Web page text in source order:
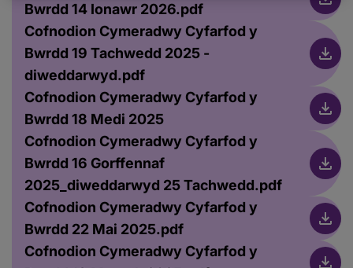
Bwrdd 14 Ionawr 2026.pdf
Cofnodion Cymeradwy Cyfarfod y
Bwrdd 19 Tachwedd 2025 -
diweddarwyd.pdf
Cofnodion Cymeradwy Cyfarfod y
Bwrdd 18 Medi 2025
Cofnodion Cymeradwy Cyfarfod y
Bwrdd 16 Gorffennaf
2025_diweddarwyd 25 Tachwedd.pdf
Cofnodion Cymeradwy Cyfarfod y
Bwrdd 22 Mai 2025.pdf
Cofnodion Cymeradwy Cyfarfod y